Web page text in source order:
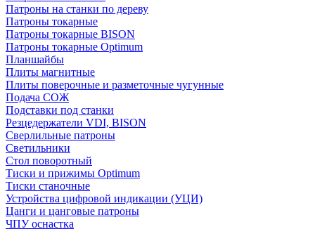
Патроны на станки по дереву
Патроны токарные
Патроны токарные BISON
Патроны токарные Optimum
Планшайбы
Плиты магнитные
Плиты поверочные и разметочные чугунные
Подача СОЖ
Подставки под станки
Резцедержатели VDI, BISON
Сверлильные патроны
Светильники
Стол поворотный
Тиски и прижимы Optimum
Тиски станочные
Устройства цифровой индикации (УЦИ)
Цанги и цанговые патроны
ЧПУ оснастка